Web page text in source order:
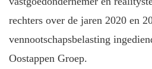
rechters over de jaren 2020 en
vennootschapsbelasting
Oostappen Groep.